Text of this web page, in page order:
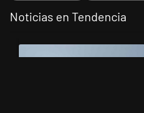
Noticias en Tendencia
Un artículo de tendencia con el